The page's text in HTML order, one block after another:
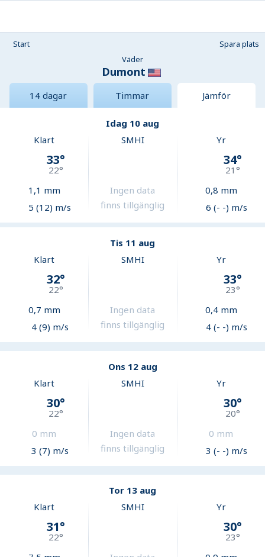
Start
Spara plats
Väder
Dumont
14 dagar Timmar Jämför
Idag 10 aug
Klart
33°
22°
1,1 mm
5 (12) m/s
SMHI
Ingen data
finns tillgänglig
Yr
34°
21°
0,8 mm
6 (- -) m/s
Tis 11 aug
Klart
32°
22°
0,7 mm
4 (9) m/s
SMHI
Ingen data
finns tillgänglig
Yr
33°
23°
0,4mm
4 (- -) m/s
Ons 12 aug
Klart
30°
22°
0 mm
3 (7) m/s
SMHI
Ingen data
finns tillgänglig
Yr
30°
20°
0 mm
3 (- -) m/s
Tor 13 aug
Klart
31°
22°
SMHI Yr
30°
23°